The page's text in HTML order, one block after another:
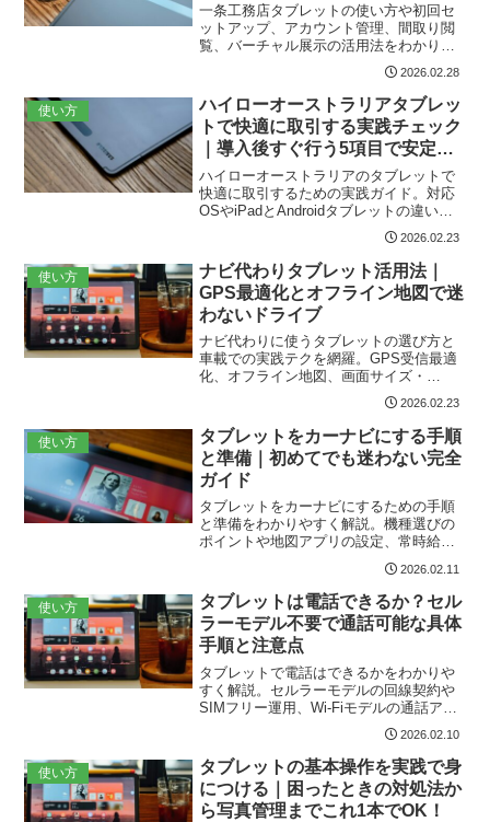
一条工務店タブレットの使い方や初回セ
ットアップ、アカウント管理、間取り閲
覧、バーチャル展示の活用法をわかりや
すく紹介。契約後の更新・バックアッ
プ、不具合対処、返却手続きや紛失・破
損時の対応まで実用的に解説します。設
定や閲覧権限、貸出延長、タブレットク
イズ獲得手順、照明シミュレーションや
断熱確認などの活用テクも掲載。初めて
でも安心して使えるポイントが満載。
2026.02.28
使い方
ハイローオーストラリアタブレッ
トで快適に取引する実践チェック
｜導入後すぐ行う5項目で安定動
作を実現
ハイローオーストラリアのタブレットで
快適に取引するための実践ガイド。対応
OSやiPadとAndroidタブレットの違い、
推奨スペック、公式アプリの入手・ログ
イン、チャート表示やワンクリック注
文、通信とセキュリティ対策、MT4連携
まで、導入後に今すぐ行う5項目を含め具
体的な設定と注意点を分かりやすく解
説。
2026.02.23
使い方
ナビ代わりタブレット活用法｜
GPS最適化とオフライン地図で迷
わないドライブ
ナビ代わりに使うタブレットの選び方と
車載での実践テクを網羅。GPS受信最適
化、オフライン地図、画面サイズ・
CPU・バッテリー、車載ホルダー設置、
常時給電、必須アプリ、BluetoothやSIM
運用、地図更新や発熱のトラブル対策、
導入判断用のチェックリスト付きで安心
して導入できる内容です。運転中の誤操
作防止や音声案内の自動調整も解説。
2026.02.23
使い方
タブレットをカーナビにする手順
と準備｜初めてでも迷わない完全
ガイド
タブレットをカーナビにするための手順
と準備をわかりやすく解説。機種選びの
ポイントや地図アプリの設定、常時給電
や車載ホルダーの取り付け、オフライン
地図の準備、運転中の安全対策や法的注
意点まで実用的にまとめています。外付
けGPSやSIM／Wi‑Fiの違い、USB給電と
高出力チャージャーの選び方、音声案内
と車内スピーカー接続、法規制を踏まえ
た安全な運用方法まで丁寧に紹介しま
す。
2026.02.11
使い方
タブレットは電話できるか？セル
ラーモデル不要で通話可能な具体
手順と注意点
タブレットで電話はできるかをわかりや
すく解説。セルラーモデルの回線契約や
SIMフリー運用、Wi-Fiモデルの通話アプ
リ、iPadとiPhone連携、通話品質向上策
や費用比較、発信着信設定、着信拒否・
転送、緊急通報の位置情報注意、ヘッド
セット選び、導入前のチェックリストま
で、トラブル対策や節約術も含めて実用
的に案内します。
2026.02.10
使い方
タブレットの基本操作を実践で身
につける｜困ったときの対処法か
ら写真管理までこれ1本でOK！